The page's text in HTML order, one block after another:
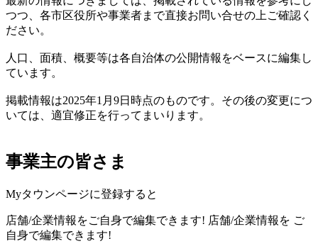
つつ、各市区役所や事業者まで直接お問い合せの上ご確認く
ださい。
人口、面積、概要等は各自治体の公開情報をベースに編集し
ています。
掲載情報は2025年1月9日時点のものです。その後の変更につ
いては、適宜修正を行ってまいります。
事業主の皆さま
Myタウンページに登録すると
店舗/企業情報をご自身で編集できます! 店舗/企業情報を ご
自身で編集できます!